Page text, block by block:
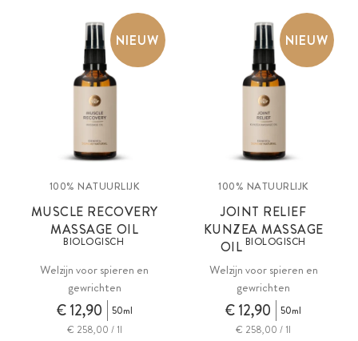
NIEUW
100% NATUURLIJK
MUSCLE RECOVERY
MASSAGE OIL
BIOLOGISCH
Welzijn voor spieren en
gewrichten
€ 12,90
50ml
€ 258,00 / 1l
NIEUW
100% NATUURLIJK
JOINT RELIEF
KUNZEA MASSAGE
OILBIOLOGISCH
Welzijn voor spieren en
gewrichten
€ 12,90
50ml
€ 258,00 / 1l